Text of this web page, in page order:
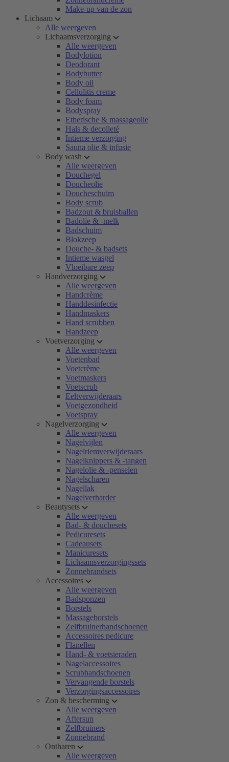
Make-up van de zon
Lichaam
Alle weergeven
Lichaamsverzorging
Alle weergeven
Bodylotion
Deodorant
Bodybutter
Body oil
Cellulitis creme
Body foam
Bodyspray
Etherische & massageolie
Hals & decolleté
Intieme verzorging
Sauna olie & infusie
Body wash
Alle weergeven
Douchegel
Doucheolie
Doucheschuim
Body scrub
Badzout & bruisballen
Badolie & -melk
Badschuim
Blokzeep
Douche- & badsets
Intieme wasgel
Vloeibare zeep
Handverzorging
Alle weergeven
Handcrème
Handdesinfectie
Handmaskers
Hand scrubben
Handzeep
Voetverzorging
Alle weergeven
Voetenbad
Voetcrème
Voetmaskers
Voetscrub
Eeltverwijderaars
Voetgezondheid
Voetspray
Nagelverzorging
Alle weergeven
Nagelvijlen
Nagelriemverwijderaars
Nagelknippers & -tangen
Nagelolie & -penselen
Nagelscharen
Nagellak
Nagelverharder
Beautysets
Alle weergeven
Bad- & douchesets
Pedicuresets
Cadeausets
Manicuresets
Lichaamsverzorgingssets
Zonnebrandsets
Accessoires
Alle weergeven
Badsponzen
Borstels
Massageborstels
Zelfbruinerhandschoenen
Accessoires pedicure
Flanellen
Hand- & voetsieraden
Nagelaccessoires
Scrubhandschoenen
Vervangende borstels
Verzorgingsaccessoires
Zon & bescherming
Alle weergeven
Aftersun
Zelfbruiners
Zonnebrand
Ontharen
Alle weergeven